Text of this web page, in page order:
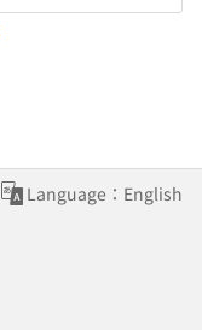
Language：English